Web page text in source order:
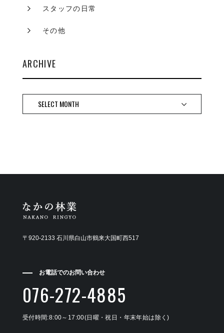
スタッフの日常
その他
ARCHIVE
〒920-2133 石川県白山市鶴来大国町西517
お電話でのお問い合わせ
076-272-4885
受付時間:8:00～17:00(日曜・祝日・年末年始は除く)